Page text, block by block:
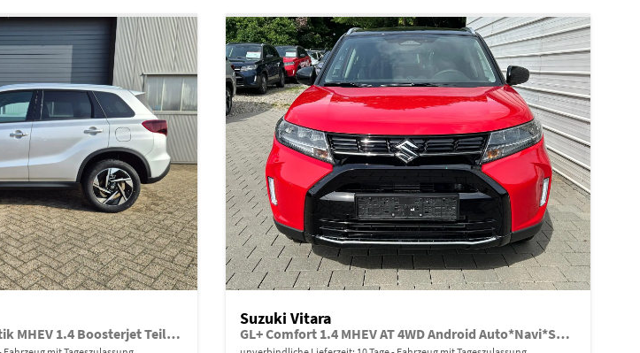
Comfort+ 110PS Automatik MHEV 1.4 Boosterjet Teilleder Navi Klimaautomatik Sitzheizung ACC PDC v+h Rückf.Kamera Suzuki-Radio Apple CarPlay Android Auto Touchscreen 2xKeyless 17-LM
Suzuki Vitara
GL+ Comfort 1.4 MHEV AT 4WD Android Auto*Navi*SHZ*ACC*Kamera*Klimauto*LED*PrivacyGlas